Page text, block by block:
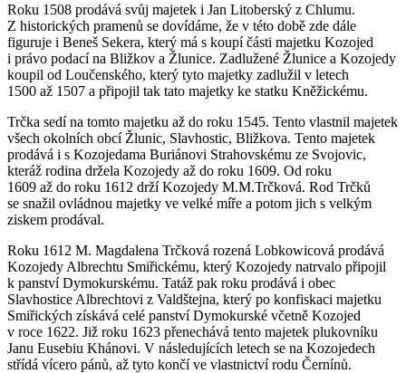
Roku 1508 prodává svůj majetek i Jan Litoberský z Chlumu.
Z historických pramenů se dovídáme, že v této době zde dále
figuruje i Beneš Sekera, který má s koupí části majetku Kozojed
i právo podací na Bližkov a Žlunice. Zadlužené Žlunice a Kozojedy
koupil od Loučenského, který tyto majetky zadlužil v letech
1500 až 1507 a připojil tak tato majetky ke statku Kněžickému.
Trčka sedí na tomto majetku až do roku 1545. Tento vlastnil majetek
všech okolních obcí Žlunic, Slavhostic, Bližkova. Tento majetek
prodává i s Kozojedama Buriánovi Strahovskému ze Svojovic,
kteráž rodina držela Kozojedy až do roku 1609. Od roku
1609 až do roku 1612 drží Kozojedy M.M.Trčková. Rod Trčků
se snažil ovládnou majetky ve velké míře a potom jich s velkým
ziskem prodával.
Roku 1612 M. Magdalena Trčková rozená Lobkowicová prodává
Kozojedy Albrechtu Smiřickému, který Kozojedy natrvalo připojil
k panství Dymokurskému. Tatáž pak roku prodává i obec
Slavhostice Albrechtovi z Valdštejna, který po konfiskaci majetku
Smiřických získává celé panství Dymokurské včetně Kozojed
v roce 1622. Již roku 1623 přenechává tento majetek plukovníku
Janu Eusebiu Khánovi. V následujících letech se na Kozojedech
střídá vícero pánů, až tyto končí ve vlastnictví rodu Černínů.